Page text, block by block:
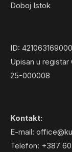
Doboj Istok
ID:
Upisan u
25-000008
Kontakt:
E-mail:
Telefon: +387 60